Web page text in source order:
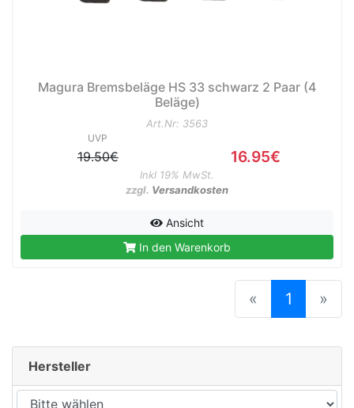
Magura Bremsbeläge HS 33 schwarz 2 Paar (4
Beläge)
Art.Nr: 3563
UVP
19.50€ 16.95€
Inkl 19% MwSt.
zzgl. Versandkosten
Ansicht
In den Warenkorb
« 1 »
Hersteller